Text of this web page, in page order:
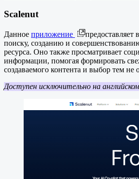
Scalenut
Данное приложение
предоставляет
поиску, созданию и
ресурса. Оно также просматривает
информации, помогая формировать
создаваемого контента и выбор тем не
Доступен исключительно на